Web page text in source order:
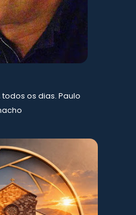
todos os dias. Paulo